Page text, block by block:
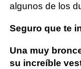
algunos de los
Seguro que te
Una muy
su increíble